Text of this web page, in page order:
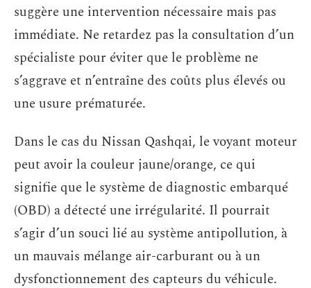
suggère une intervention nécessaire mais pas
immédiate. Ne retardez pas la consultation d’un
spécialiste pour éviter que le problème ne
s’aggrave et n’entraîne des coûts plus élevés ou
une usure prématurée.
Dans le cas du Nissan Qashqai, le voyant moteur
peut avoir la couleur jaune/orange, ce qui
signifie que le système de diagnostic embarqué
(OBD) a détecté une irrégularité. Il pourrait
s’agir d’un souci lié au système antipollution, à
un mauvais mélange air-carburant ou à un
dysfonctionnement des capteurs du véhicule.